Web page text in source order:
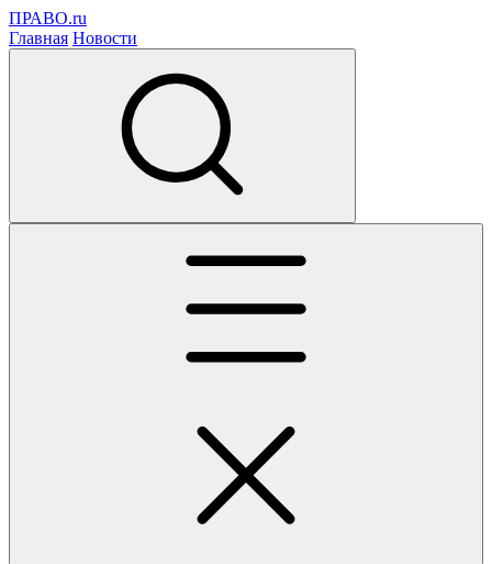
ПРАВО.ru
Главная Новости